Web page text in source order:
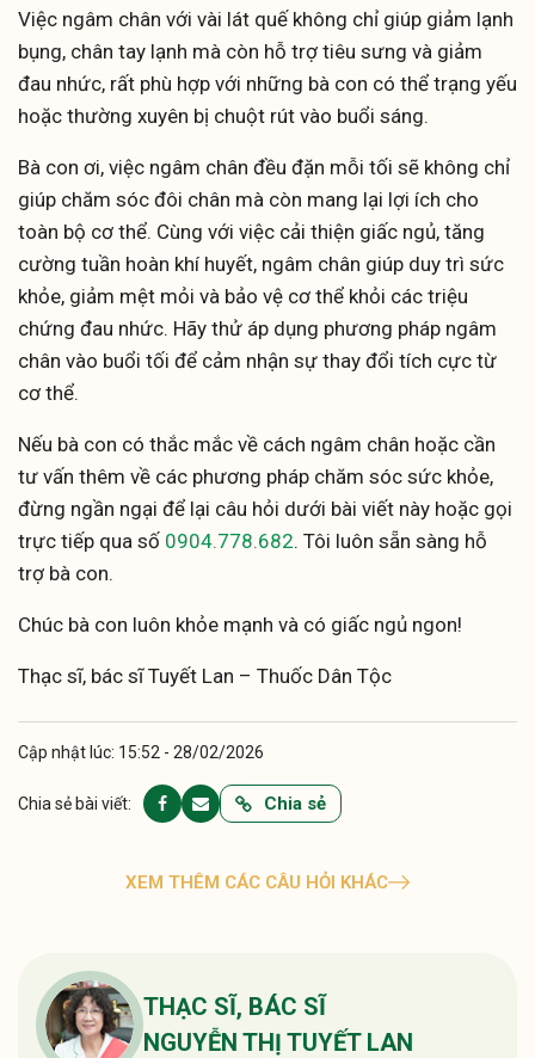
Việc ngâm chân với vài lát quế không chỉ giúp giảm lạnh
bụng, chân tay lạnh mà còn hỗ trợ tiêu sưng và giảm
đau nhức, rất phù hợp với những bà con có thể trạng yếu
hoặc thường xuyên bị chuột rút vào buổi sáng.
Bà con ơi, việc ngâm chân đều đặn mỗi tối sẽ không chỉ
giúp chăm sóc đôi chân mà còn mang lại lợi ích cho
toàn bộ cơ thể. Cùng với việc cải thiện giấc ngủ, tăng
cường tuần hoàn khí huyết, ngâm chân giúp duy trì sức
khỏe, giảm mệt mỏi và bảo vệ cơ thể khỏi các triệu
chứng đau nhức. Hãy thử áp dụng phương pháp ngâm
chân vào buổi tối để cảm nhận sự thay đổi tích cực từ
cơ thể.
Nếu bà con có thắc mắc về cách ngâm chân hoặc cần
tư vấn thêm về các phương pháp chăm sóc sức khỏe,
đừng ngần ngại để lại câu hỏi dưới bài viết này hoặc gọi
trực tiếp qua số 0904.778.682. Tôi luôn sẵn sàng hỗ
trợ bà con.
Chúc bà con luôn khỏe mạnh và có giấc ngủ ngon!
Thạc sĩ, bác sĩ Tuyết Lan – Thuốc Dân Tộc
Cập nhật lúc: 15:52 - 28/02/2026
Chia sẻ bài viết: Chia sẻ
XEM THÊM CÁC CÂU HỎI KHÁC
THẠC SĨ, BÁC SĨ
NGUYỄN THỊ TUYẾT LAN